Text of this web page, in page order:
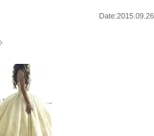
Date:2015.09.26